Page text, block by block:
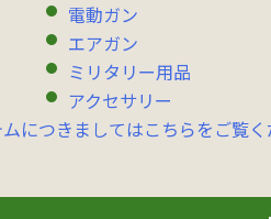
電動ガン
エアガン
ミリタリー用品
アクセサリー
につきましてはこちらをご覧く